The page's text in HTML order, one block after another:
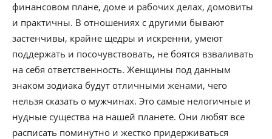
финансовом плане, доме и рабочих делах, домовиты
и практичны. В отношениях с другими бывают
застенчивы, крайне щедры и искренни, умеют
поддержать и посочувствовать, не боятся взваливать
на себя ответственность. Женщины под данным
знаком зодиака будут отличными женами, чего
нельзя сказать о мужчинах. Это самые нелогичные и
нудные существа на нашей планете. Они любят все
расписать поминутно и жестко придерживаться